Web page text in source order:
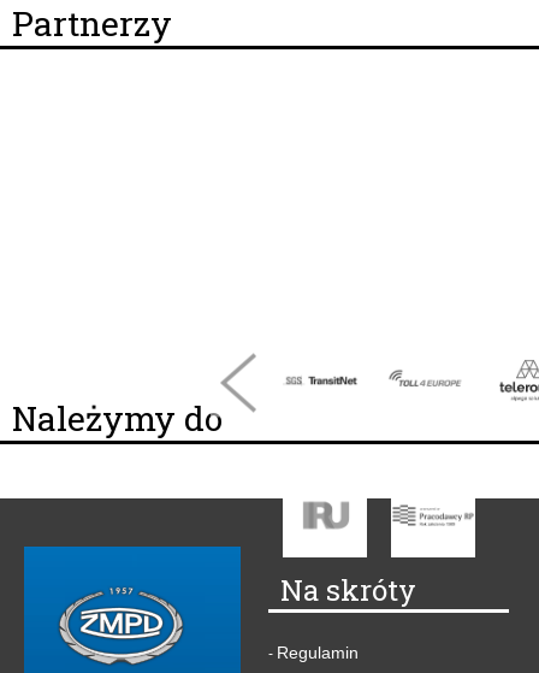
Partnerzy
Należymy do
Na skróty
- Regulamin